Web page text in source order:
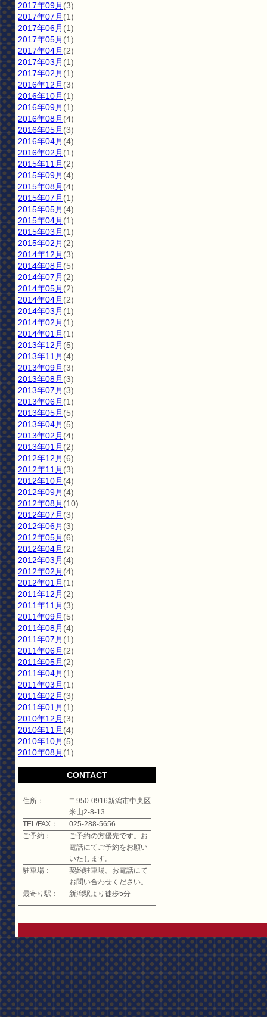
2017年09月 (3)
2017年07月 (1)
2017年06月 (1)
2017年05月 (1)
2017年04月 (2)
2017年03月 (1)
2017年02月 (1)
2016年12月 (3)
2016年10月 (1)
2016年09月 (1)
2016年08月 (4)
2016年05月 (3)
2016年04月 (4)
2016年02月 (1)
2015年11月 (2)
2015年09月 (4)
2015年08月 (4)
2015年07月 (1)
2015年05月 (4)
2015年04月 (1)
2015年03月 (1)
2015年02月 (2)
2014年12月 (3)
2014年08月 (5)
2014年07月 (2)
2014年05月 (2)
2014年04月 (2)
2014年03月 (1)
2014年02月 (1)
2014年01月 (1)
2013年12月 (5)
2013年11月 (4)
2013年09月 (3)
2013年08月 (3)
2013年07月 (3)
2013年06月 (1)
2013年05月 (5)
2013年04月 (5)
2013年02月 (4)
2013年01月 (2)
2012年12月 (6)
2012年11月 (3)
2012年10月 (4)
2012年09月 (4)
2012年08月 (10)
2012年07月 (3)
2012年06月 (3)
2012年05月 (6)
2012年04月 (2)
2012年03月 (4)
2012年02月 (4)
2012年01月 (1)
2011年12月 (2)
2011年11月 (3)
2011年09月 (5)
2011年08月 (4)
2011年07月 (1)
2011年06月 (2)
2011年05月 (2)
2011年04月 (1)
2011年03月 (1)
2011年02月 (3)
2011年01月 (1)
2010年12月 (3)
2010年11月 (4)
2010年10月 (5)
2010年08月 (1)
CONTACT
住所：
〒950-0916新潟市中央区
米山2-8-13
TEL/FAX：
025-288-5656
ご予約：
ご予約の方優先です。お
電話にてご予約をお願い
いたします。
駐車場：
契約駐車場。お電話にて
お問い合わせください。
最寄り駅：
新潟駅より徒歩5分